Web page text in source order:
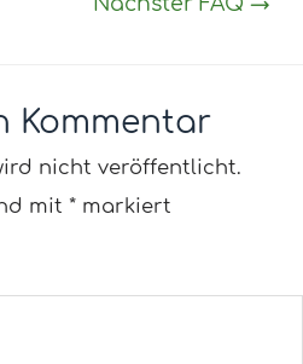
Kommentar
nicht veröffentlicht.
mit * markiert